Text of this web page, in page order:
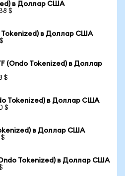
в Доллар США
$
Tokenized) в Доллар США
(Ondo Tokenized) в Доллар
$
Tokenized) в Доллар США
$
в Доллар США
Tokenized) в Доллар США